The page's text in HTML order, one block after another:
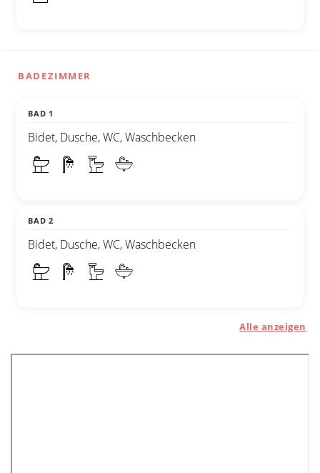
BADEZIMMER
BAD 1
Bidet, Dusche, WC, Waschbecken
BAD 2
Bidet, Dusche, WC, Waschbecken
Alle anzeigen